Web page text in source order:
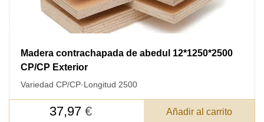
Madera contrachapada de abedul 12*1250*2500
CP/CP Exterior
Variedad CP/CP·Longitud 2500
37,97 € Añadir al carrito
DEJE SU